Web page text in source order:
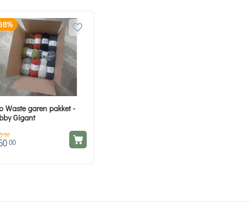
Waste garen pakket -
Gigant
00
00